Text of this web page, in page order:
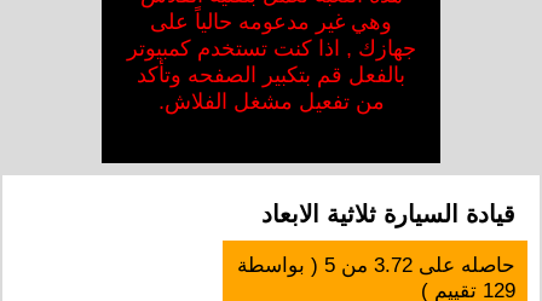
وهي غير مدعومه حالياً على
جهازك , اذا كنت تستخدم كمبيوتر
بالفعل قم بتكبير الصفحه وتأكد
من تفعيل مشغل الفلاش.
قيادة السيارة ثلاثية الابعاد
حاصله على3.72 من5 ( بواسطة
129 تقييم )